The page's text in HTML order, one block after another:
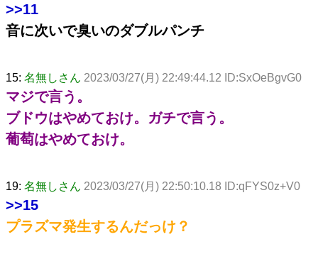
>>11
音に次いで臭いのダブルパンチ
15: 名無しさん 2023/03/27(月) 22:49:44.12 ID:SxOeBgvG0
マジで言う。
ブドウはやめておけ。ガチで言う。
葡萄はやめておけ。
19: 名無しさん 2023/03/27(月) 22:50:10.18 ID:qFYS0z+V0
>>15
プラズマ発生するんだっけ？